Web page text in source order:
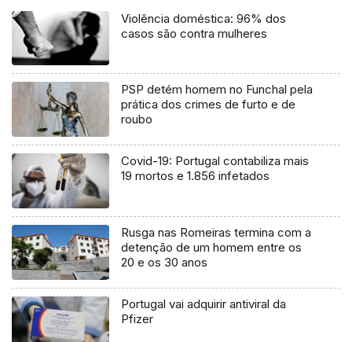
Violência doméstica: 96% dos
casos são contra mulheres
PSP detém homem no Funchal pela
prática dos crimes de furto e de
roubo
Covid-19: Portugal contabiliza mais
19 mortos e 1.856 infetados
Rusga nas Romeiras termina com a
detenção de um homem entre os
20 e os 30 anos
Portugal vai adquirir antiviral da
Pfizer